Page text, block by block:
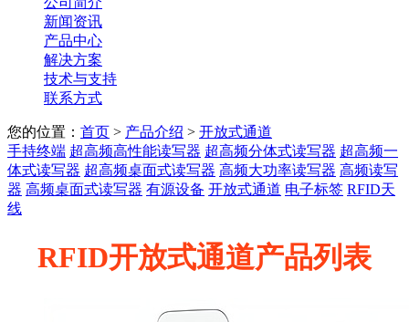
新闻资讯
产品中心
解决方案
技术与支持
联系方式
您的位置： 首页 > 产品介绍 > 开放式通道
手持终端 超高频高性能读写器 超高频分体式读写器 超高频一
体式读写器 超高频桌面式读写器 高频大功率读写器 高频读写
器 高频桌面式读写器 有源设备 开放式通道 电子标签 RFID天
线
RFID开放式通道产品列表